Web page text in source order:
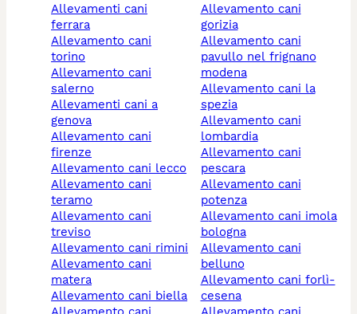
allevamenti cani
ferrara
allevamento cani
torino
allevamento cani
salerno
allevamenti cani a
genova
allevamento cani
firenze
allevamento cani lecco
allevamento cani
teramo
allevamento cani
treviso
allevamento cani rimini
allevamento cani
matera
allevamento cani biella
allevamento cani
gorizia
allevamento cani
pavullo nel frignano
modena
allevamento cani la
spezia
allevamento cani
lombardia
allevamento cani
pescara
allevamento cani
potenza
allevamento cani imola
bologna
allevamento cani
belluno
allevamento cani forlì-
cesena